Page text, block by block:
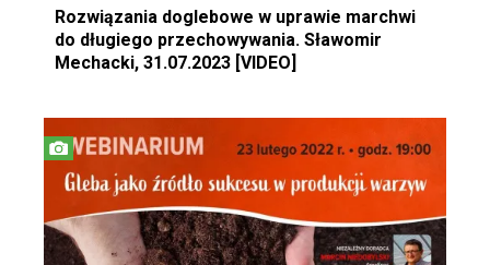
Rozwiązania doglebowe w uprawie marchwi
do długiego przechowywania. Sławomir
Mechacki, 31.07.2023 [VIDEO]